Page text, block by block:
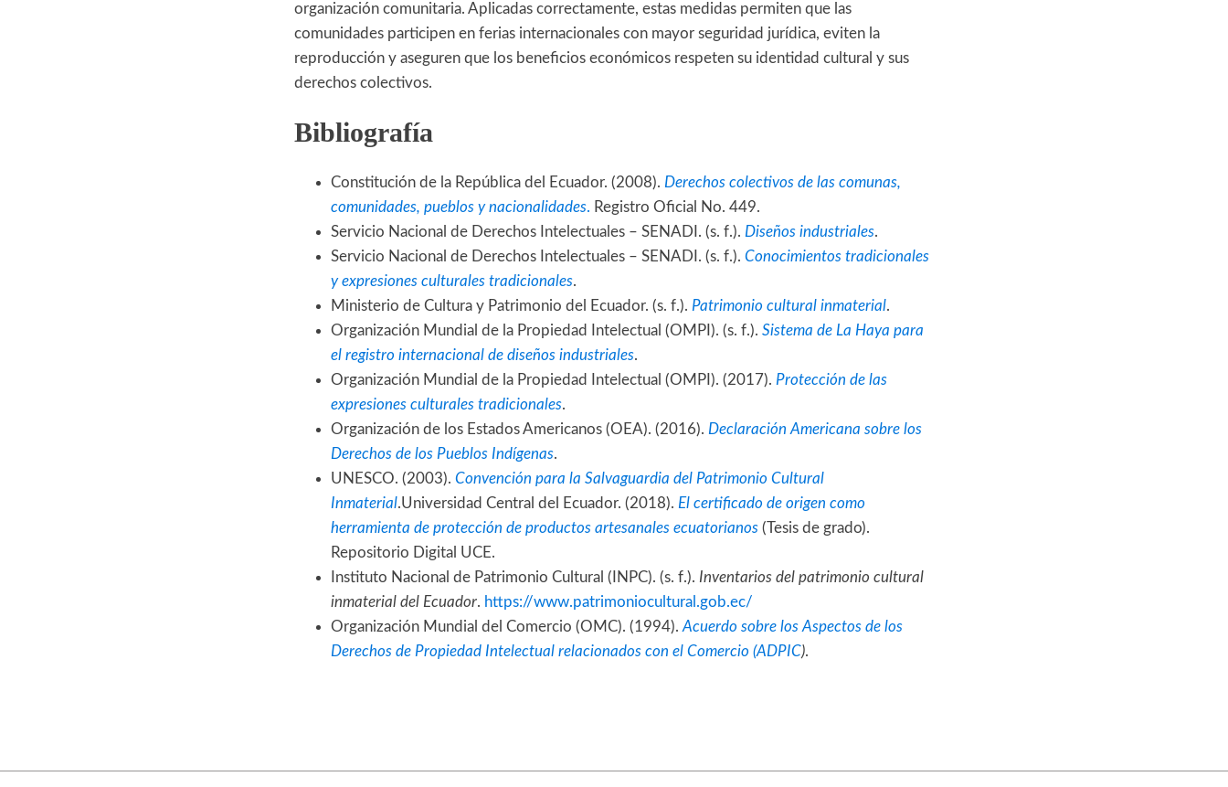
organización comunitaria. Aplicadas correctamente, estas medidas permiten que las
comunidades participen en ferias internacionales con mayor seguridad jurídica, eviten la
reproducción y aseguren que los beneficios económicos respeten su identidad cultural y sus
derechos colectivos.
Bibliografía
Constitución de la República del Ecuador. (2008). Derechos colectivos de las comunas,
comunidades, pueblos y nacionalidades. Registro Oficial No. 449.
Servicio Nacional de Derechos Intelectuales – SENADI. (s. f.). Diseños industriales.
Servicio Nacional de Derechos Intelectuales – SENADI. (s. f.). Conocimientos tradicionales
y expresiones culturales tradicionales.
Ministerio de Cultura y Patrimonio del Ecuador. (s. f.). Patrimonio cultural inmaterial.
Organización Mundial de la Propiedad Intelectual (OMPI). (s. f.). Sistema de La Haya para
el registro internacional de diseños industriales.
Organización Mundial de la Propiedad Intelectual (OMPI). (2017). Protección de las
expresiones culturales tradicionales.
Organización de los Estados Americanos (OEA). (2016). Declaración Americana sobre los
Derechos de los Pueblos Indígenas.
UNESCO. (2003). Convención para la Salvaguardia del Patrimonio Cultural
Inmaterial.Universidad Central del Ecuador. (2018). El certificado de origen como
herramienta de protección de productos artesanales ecuatorianos (Tesis de grado).
Repositorio Digital UCE.
Instituto Nacional de Patrimonio Cultural (INPC). (s. f.). Inventarios del patrimonio cultural
inmaterial del Ecuador. https://www.patrimoniocultural.gob.ec/
Organización Mundial del Comercio (OMC). (1994). Acuerdo sobre los Aspectos de los
Derechos de Propiedad Intelectual relacionados con el Comercio (ADPIC).